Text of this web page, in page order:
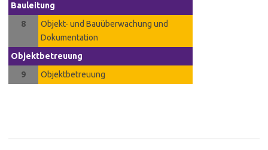
Bauleitung
8
Objekt- und Bauüberwachung und
Dokumentation
Objektbetreuung
9
Objektbetreuung